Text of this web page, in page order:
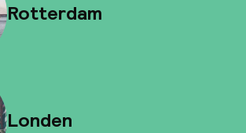
Rotterdam
Londen